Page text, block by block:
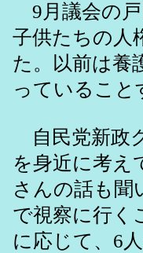
9月議会の戸
子供たちの人
た。以前は養
っていること
自民党新政
を身近に考え
さんの話も聞
で視察に行く
に応じて、6